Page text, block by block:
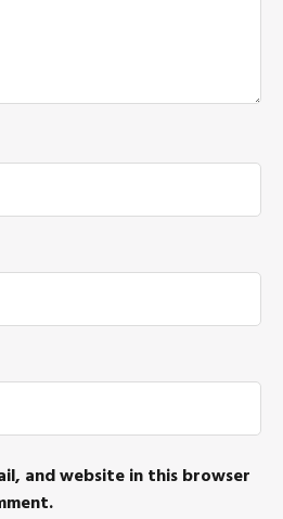
and website in this browser